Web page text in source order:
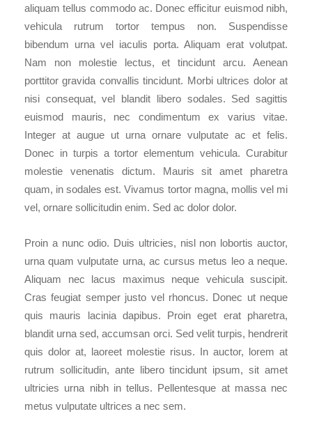
aliquam tellus commodo ac. Donec efficitur euismod nibh,
vehicula rutrum tortor tempus non. Suspendisse
bibendum urna vel iaculis porta. Aliquam erat volutpat.
Nam non molestie lectus, et tincidunt arcu. Aenean
porttitor gravida convallis tincidunt. Morbi ultrices dolor at
nisi consequat, vel blandit libero sodales. Sed sagittis
euismod mauris, nec condimentum ex varius vitae.
Integer at augue ut urna ornare vulputate ac et felis.
Donec in turpis a tortor elementum vehicula. Curabitur
molestie venenatis dictum. Mauris sit amet pharetra
quam, in sodales est. Vivamus tortor magna, mollis vel mi
vel, ornare sollicitudin enim. Sed ac dolor dolor.
Proin a nunc odio. Duis ultricies, nisl non lobortis auctor,
urna quam vulputate urna, ac cursus metus leo a neque.
Aliquam nec lacus maximus neque vehicula suscipit.
Cras feugiat semper justo vel rhoncus. Donec ut neque
quis mauris lacinia dapibus. Proin eget erat pharetra,
blandit urna sed, accumsan orci. Sed velit turpis, hendrerit
quis dolor at, laoreet molestie risus. In auctor, lorem at
rutrum sollicitudin, ante libero tincidunt ipsum, sit amet
ultricies urna nibh in tellus. Pellentesque at massa nec
metus vulputate ultrices a nec sem.